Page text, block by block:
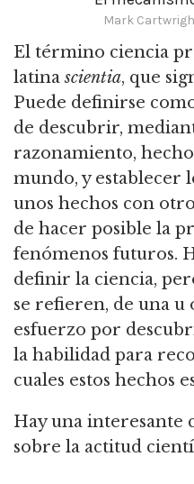
Mark
El término ciencia
latinascientia, que
Puede definirse
de descubrir,
razonamiento,
mundo, y establecer
unos hechos con
de hacer posible la
fenómenos futuros.
definir la ciencia,
se refieren, de una u
esfuerzo por
la habilidad para
cuales estos hechos
Hay una interesante
sobre la actitud